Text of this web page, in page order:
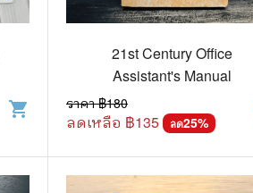
shopping_cart
21st Century Office
Assistant's Manual
ราคา ฿180
ลดเหลือ ฿135 ลด25%